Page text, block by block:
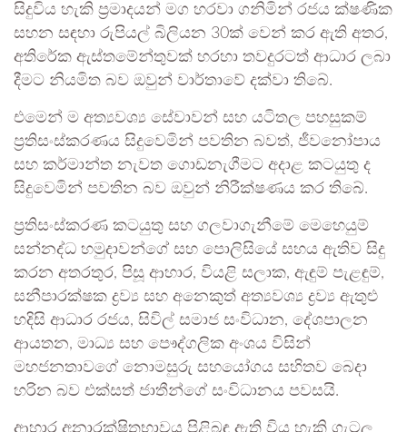
සිදුවිය හැකි ප්‍රමාදයන් මග හරවා ගනිමින් රජය ක්ෂණික
සහන සඳහා රුපියල් බිලියන 30ක් වෙන් කර ඇති අතර,
අතිරේක ඇස්තමේන්තුවක් හරහා තවදුරටත් ආධාර ලබා
දීමට නියමිත බව ඔවුන් වාර්තාවේ දක්වා තිබේ.
එමෙන් ම අත්‍යවශ්‍ය සේවාවන් සහ යටිතල පහසුකම්
ප්‍රතිසංස්කරණය සිදුවෙමින් පවතින බවත්, ජීවනෝපාය
සහ කර්මාන්ත නැවත ගොඩනැගීමට අදාළ කටයුතු ද
සිදුවෙමින් පවතින බව ඔවුන් නිරීක්ෂණය කර තිබේ.
ප්‍රතිසංස්කරණ කටයුතු සහ ගලවාගැනීමේ මෙහෙයුම්
සන්නද්ධ හමුදාවන්ගේ සහ පොලිසියේ සහය ඇතිව සිදු
කරන අතරතුර, පිසූ ආහාර, වියළි සලාක, ඇඳුම් පැළඳුම්,
සනීපාරක්ෂක ද්‍රව්‍ය සහ අනෙකුත් අත්‍යවශ්‍ය ද්‍රව්‍ය ඇතුළු
හදිසි ආධාර රජය, සිවිල් සමාජ සංවිධාන, දේශපාලන
ආයතන, මාධ්‍ය සහ පෞද්ගලික අංශය විසින්
මහජනතාවගේ නොමසුරු සහයෝගය සහිතව බෙදා
හරින බව එක්සත් ජාතීන්ගේ සංවිධානය පවසයි.
ආහාර අනාරක්ෂිතභාවය පිළිබඳ ඇති විය හැකි ගැටලු